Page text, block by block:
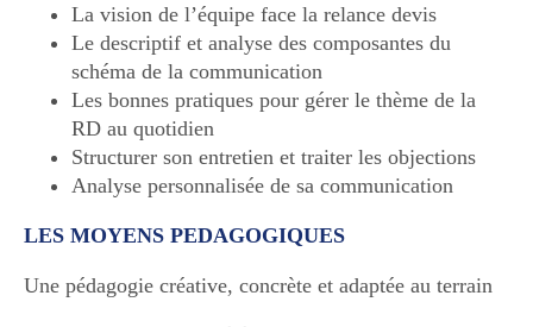
La vision de l’équipe face la relance devis
Le descriptif et analyse des composantes du
schéma de la communication
Les bonnes pratiques pour gérer le thème de la
RD au quotidien
Structurer son entretien et traiter les objections
Analyse personnalisée de sa communication
LES MOYENS PEDAGOGIQUES
Une pédagogie créative, concrète et adaptée au terrain